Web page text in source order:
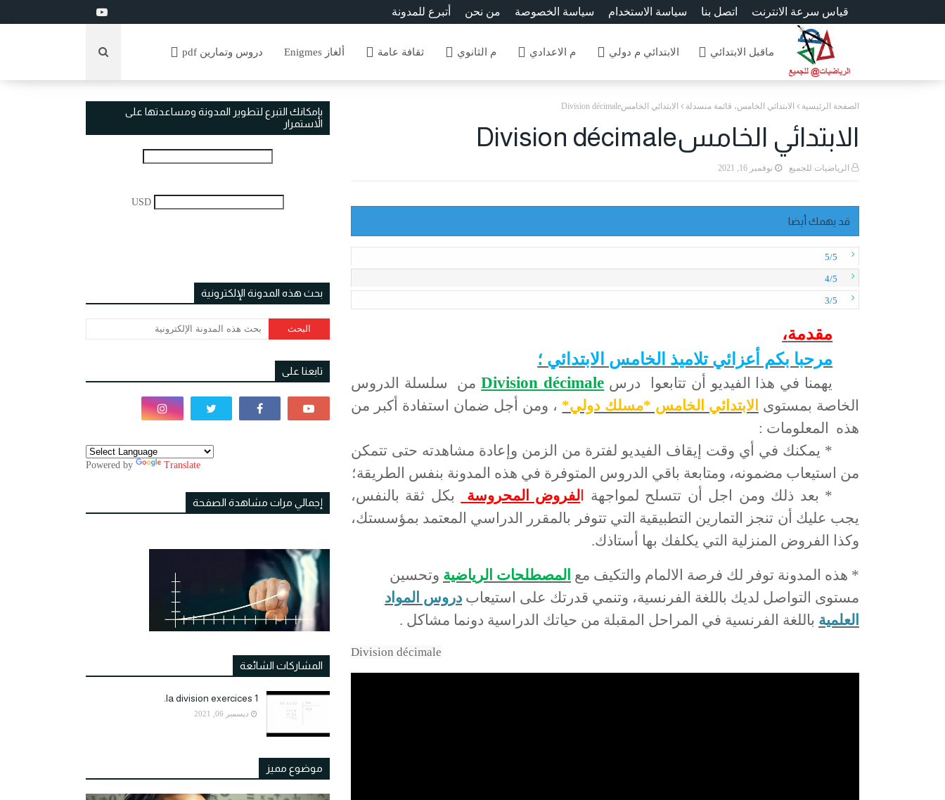
أتبرع للمدونة من نحن سياسة الخصوصة سياسة الاستخدام اتصل بنا قياس سرعة الانترنت
ماقبل الابتدائي الابتدائي م دولي م الاعدادي م الثانوي ثقافة عامة ألغاز Enigmes دروس وتمارين pdf
الصفحة الرئيسية الابتدائي الخامس، قائمة منسدلة الابتدائي الخامسDivision décimale
الابتدائي الخامسDivision décimale
الرياضيات للجميع نوفمبر 16, 2021
قد يهمك أيضا
5/5
4/5
3/5
مقدمة،
مرحبا بكم أعزائي تلاميذ الخامس الابتدائي ؛
يهمنا في هذا الفيديو أن تتابعوا درس Division décimaleمن سلسلة الدروس
الخاصة بمستوى الابتدائي الخامس *مسلك دولي* ، ومن أجل ضمان استفادة أكبر من
هذه المعلومات :
* يمكنك في أي وقت إيقاف الفيديو لفترة من الزمن وإعادة مشاهدته حتى تتمكن
من استيعاب مضمونه، ومتابعة باقي الدروس المتوفرة في هذه المدونة بنفس الطريقة؛
* بعد ذلك ومن اجل أن تتسلح لمواجهة
لفروض المحروسة
بكل ثقة بالنفس،
يجب عليك أن تنجز التمارين التطبيقية التي تتوفر بالمقرر الدراسي المعتمد بمؤسستك،
وكذا الفروض المنزلية التي يكلفك بها أستاذك.
* هذه المدونة توفر لك فرصة الالمام والتكيف مع المصطلحات الرياضية وتحسين
مستوى التواصل لديك باللغة الفرنسية، وتنمي قدرتك على استيعاب دروس المواد
العلمية باللغة الفرنسية في المراحل المقبلة من حياتك الدراسية دونما مشاكل .
Division décimale
بإمكانك التبرع لتطوير المدونة ومساعدتها على
الاستمرار
USD
بحث هذه المدونة الإلكترونية
تابعنا على
Powered by Translate
إجمالي مرات مشاهدة الصفحة
المشاركات الشائعة
la division exercices 1.
ديسمبر 06, 2021
موضوع مميز